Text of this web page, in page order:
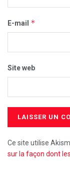
E-mail *
Site web
Ce site utilise
sur la façon dont